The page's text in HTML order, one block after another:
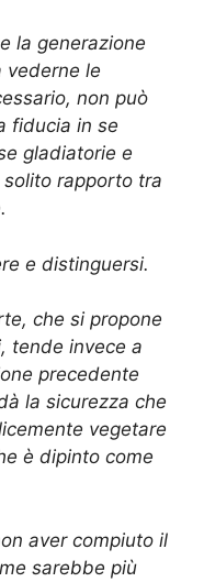
la generazione
vederne le
non può
fiducia in se
gladiatorie e
rapporto tra
e distinguersi.
che si propone
tende invece a
precedente
la sicurezza che
vegetare
è dipinto come
aver compiuto il
sarebbe più